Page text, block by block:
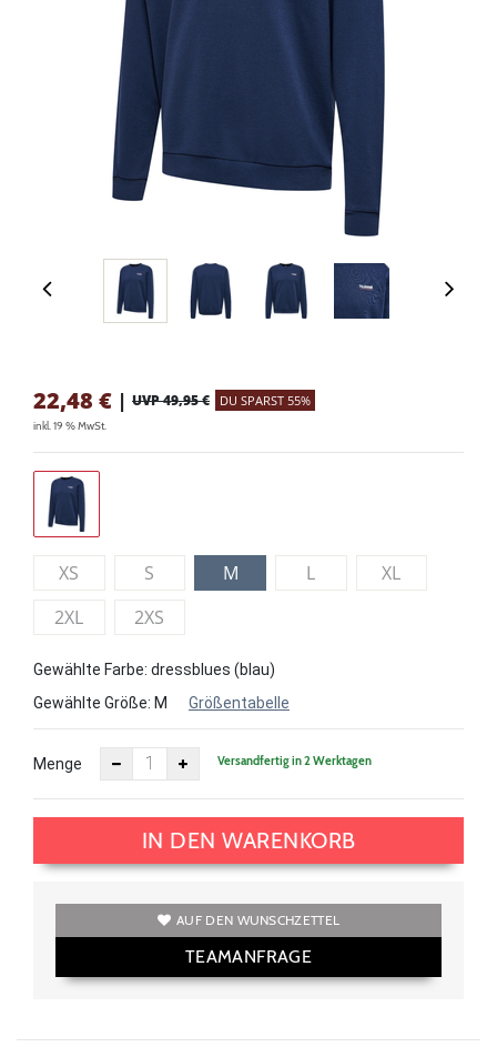
22,48 € | UVP 49,95 € DU SPARST 55%
inkl. 19 % MwSt.
XS S M L
XL
2XL
2XS
Gewählte Farbe: dressblues (blau)
Gewählte Größe: M Größentabelle
Menge Versandfertig in 2 Werktagen
IN DEN WARENKORB
AUF DEN WUNSCHZETTEL
TEAMANFRAGE